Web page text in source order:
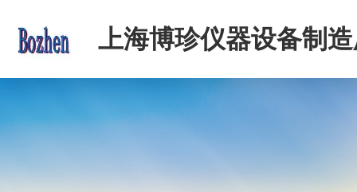
上海博珍仪器设备制